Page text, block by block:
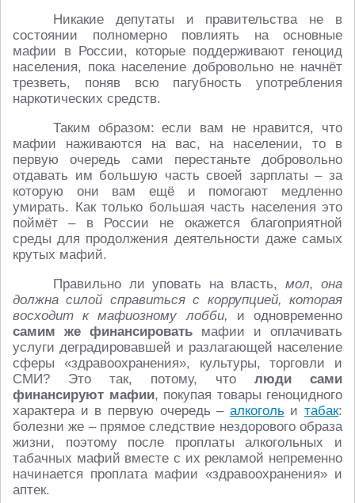
Никакие депутаты и правительства не в
состоянии полномерно повлиять на основные
мафии в России, которые поддерживают геноцид
населения, пока население добровольно не начнёт
трезветь, поняв всю пагубность употребления
наркотических средств.
Таким образом: если вам не нравится, что
мафии наживаются на вас, на населении, то в
первую очередь сами перестаньте добровольно
отдавать им большую часть своей зарплаты – за
которую они вам ещё и помогают медленно
умирать. Как только большая часть населения это
поймёт – в России не окажется благоприятной
среды для продолжения деятельности даже самых
крутых мафий.
Правильно ли уповать на власть, мол, она
должна силой справиться с коррупцией, которая
восходит к мафиозному лобби, и одновременно
самим же финансировать мафии и оплачивать
услуги деградировавшей и разлагающей население
сферы «здравоохранения», культуры, торговли и
СМИ? Это так, потому, что люди сами
финансируют мафии, покупая товары геноцидного
характера и в первую очередь – алкогольи табак:
болезни же – прямое следствие нездорового образа
жизни, поэтому после проплаты алкогольных и
табачных мафий вместе с их рекламой непременно
начинается проплата мафии «здравоохранения» и
аптек.